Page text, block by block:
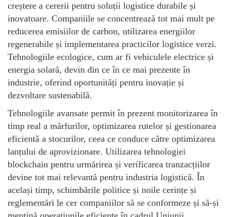
creștere a cererii pentru soluții logistice durabile și
inovatoare. Companiile se concentrează tot mai mult pe
reducerea emisiilor de carbon, utilizarea energiilor
regenerabile și implementarea practicilor logistice verzi.
Tehnologiile ecologice, cum ar fi vehiculele electrice și
energia solară, devin din ce în ce mai prezente în
industrie, oferind oportunități pentru inovație și
dezvoltare sustenabilă.
Tehnologiile avansate permit în prezent monitorizarea în
timp real a mărfurilor, optimizarea rutelor și gestionarea
eficientă a stocurilor, ceea ce conduce către optimizarea
lanțului de aprovizionare. Utilizarea tehnologiei
blockchain pentru urmărirea și verificarea tranzacțiilor
devine tot mai relevantă pentru industria logistică. În
același timp, schimbările politice și noile cerințe și
reglementări le cer companiilor să se conformeze și să-și